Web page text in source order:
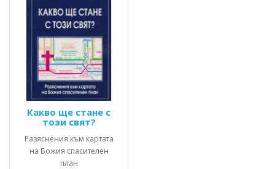
Какво ще стане с
този свят?
Разяснения към картата
на Божия спасителен
план